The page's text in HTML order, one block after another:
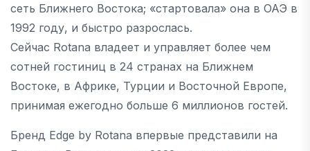
сеть Ближнего Востока; «стартовала» она в ОАЭ в
1992 году, и быстро разрослась.
Сейчас Rotana владеет и управляет более чем
сотней гостиниц в 24 странах на Ближнем
Востоке, в Африке, Турции и Восточной Европе,
принимая ежегодно больше 6 миллионов гостей.
Бренд Edge by Rotana впервые представили на